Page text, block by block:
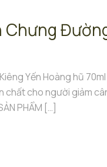
Chưng
Yến Hoàng hũ
chất cho người giảm
PHẨM […]